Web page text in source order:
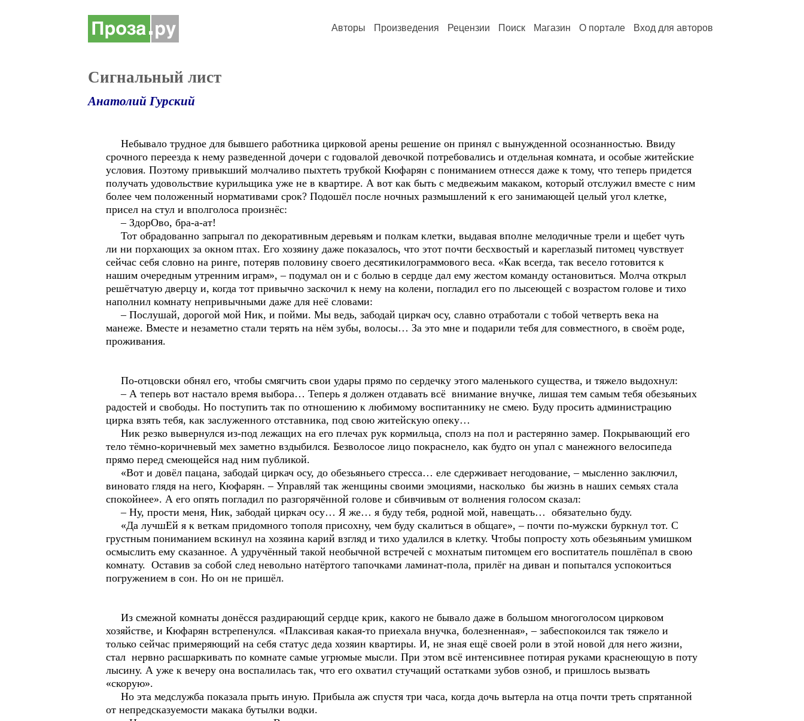
Авторы Произведения Рецензии Поиск Магазин О портале Вход для авторов
Сигнальный лист
Анатолий Гурский
Небывало трудное для бывшего работника цирковой арены решение он принял с вынужденной осознанностью. Ввиду
срочного переезда к нему разведенной дочери с годовалой девочкой потребовались и отдельная комната, и особые житейские
условия. Поэтому привыкший молчаливо пыхтеть трубкой Кюфарян с пониманием отнесся даже к тому, что теперь придется
получать удовольствие курильщика уже не в квартире. А вот как быть с медвежьим макаком, который отслужил вместе с ним
более чем положенный нормативами срок? Подошёл после ночных размышлений к его занимающей целый угол клетке,
присел на стул и вполголоса произнёс:
– ЗдорОво, бра-а-ат!
Тот обрадованно запрыгал по декоративным деревьям и полкам клетки, выдавая вполне мелодичные трели и щебет чуть
ли ни порхающих за окном птах. Его хозяину даже показалось, что этот почти бесхвостый и кареглазый питомец чувствует
сейчас себя словно на ринге, потеряв половину своего десятикилограммового веса. «Как всегда, так весело готовится к
нашим очередным утренним играм», – подумал он и с болью в сердце дал ему жестом команду остановиться. Молча открыл
решётчатую дверцу и, когда тот привычно заскочил к нему на колени, погладил его по лысеющей с возрастом голове и тихо
наполнил комнату непривычными даже для неё словами:
– Послушай, дорогой мой Ник, и пойми. Мы ведь, забодай циркач осу, славно отработали с тобой четверть века на
манеже. Вместе и незаметно стали терять на нём зубы, волосы… За это мне и подарили тебя для совместного, в своём роде,
проживания.
По-отцовски обнял его, чтобы смягчить свои удары прямо по сердечку этого маленького существа, и тяжело выдохнул:
– А теперь вот настало время выбора… Теперь я должен отдавать всё внимание внучке, лишая тем самым тебя обезьяньих
радостей и свободы. Но поступить так по отношению к любимому воспитаннику не смею. Буду просить администрацию
цирка взять тебя, как заслуженного отставника, под свою житейскую опеку…
Ник резко вывернулся из-под лежащих на его плечах рук кормильца, сполз на пол и растерянно замер. Покрывающий его
тело тёмно-коричневый мех заметно вздыбился. Безволосое лицо покраснело, как будто он упал с манежного велосипеда
прямо перед смеющейся над ним публикой.
«Вот и довёл пацана, забодай циркач осу, до обезьяньего стресса… еле сдерживает негодование, – мысленно заключил,
виновато глядя на него, Кюфарян. – Управляй так женщины своими эмоциями, насколько бы жизнь в наших семьях стала
спокойнее». А его опять погладил по разгорячённой голове и сбивчивым от волнения голосом сказал:
– Ну, прости меня, Ник, забодай циркач осу… Я же… я буду тебя, родной мой, навещать… обязательно буду.
«Да лучшЕй я к веткам придомного тополя присохну, чем буду скалиться в общаге», – почти по-мужски буркнул тот. С
грустным пониманием вскинул на хозяина карий взгляд и тихо удалился в клетку. Чтобы попросту хоть обезьяньим умишком
осмыслить ему сказанное. А удручённый такой необычной встречей с мохнатым питомцем его воспитатель пошлёпал в свою
комнату. Оставив за собой след невольно натёртого тапочками ламинат-пола, прилёг на диван и попытался успокоиться
погружением в сон. Но он не пришёл.
Из смежной комнаты донёсся раздирающий сердце крик, какого не бывало даже в большом многоголосом цирковом
хозяйстве, и Кюфарян встрепенулся. «Плаксивая какая-то приехала внучка, болезненная», – забеспокоился так тяжело и
только сейчас примеряющий на себя статус деда хозяин квартиры. И, не зная ещё своей роли в этой новой для него жизни,
стал нервно расшаркивать по комнате самые угрюмые мысли. При этом всё интенсивнее потирая руками краснеющую в поту
лысину. А уже к вечеру она воспалилась так, что его охватил стучащий остатками зубов озноб, и пришлось вызвать
«скорую».
Но эта медслужба показала прыть иную. Прибыла аж спустя три часа, когда дочь вытерла на отца почти треть спрятанной
от непредсказуемости макака бутылки водки.